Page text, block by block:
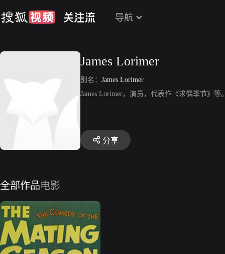
导航
James Lorimer
别名： James Lorimer
James Lorimer，演员，代表作《求偶季节》等
分享
全部作品电影